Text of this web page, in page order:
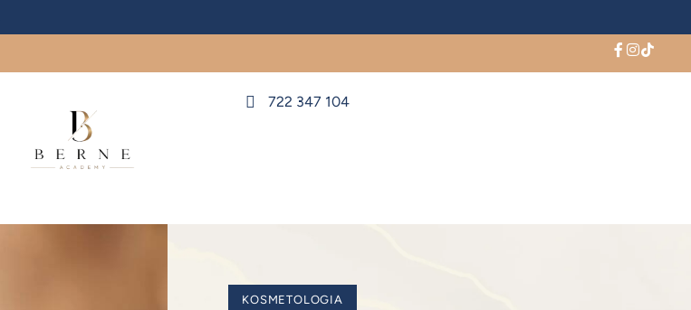
722 347 104
KOSMETOLOGIA